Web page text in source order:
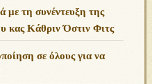
με τη συνέντευξη της
κας Κάθριν Όστιν Φιτς
σε όλους για να